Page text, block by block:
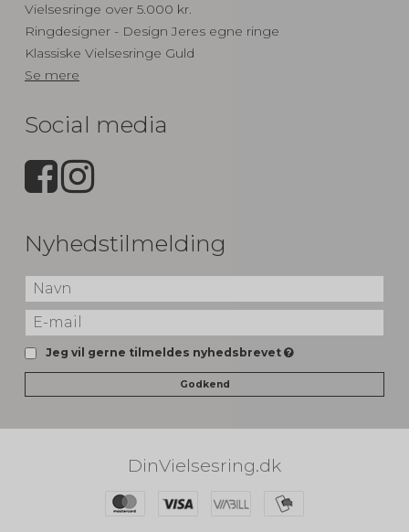
Vielsesringe over 5.000 kr.
Ringdesigner - Design Jeres egne ringe
Klassiske Vielsesringe Guld
Se mere
Social media
Nyhedstilmelding
Jeg vil gerne tilmeldes nyhedsbrevet
Godkend
DinVielsesring.dk